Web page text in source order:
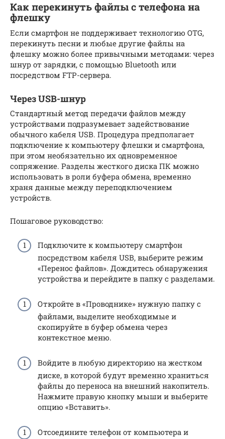
Как перекинуть файлы с телефона на
флешку
Если смартфон не поддерживает технологию OTG,
перекинуть песни и любые другие файлы на
флешку можно более привычными методами: через
шнур от зарядки, с помощью Bluetooth или
посредством FTP-сервера.
Через USB-шнур
Стандартный метод передачи файлов между
устройствами подразумевает задействование
обычного кабеля USB. Процедура предполагает
подключение к компьютеру флешки и смартфона,
при этом необязательно их одновременное
сопряжение. Разделы жесткого диска ПК можно
использовать в роли буфера обмена, временно
храня данные между переподключением
устройств.
Пошаговое руководство:
Подключите к компьютеру смартфон
посредством кабеля USB, выберите режим
«Перенос файлов». Дождитесь обнаружения
устройства и перейдите в папку с разделами.
Откройте в «Проводнике» нужную папку с
файлами, выделите необходимые и
скопируйте в буфер обмена через
контекстное меню.
Войдите в любую директорию на жестком
диске, в которой будут временно храниться
файлы до переноса на внешний накопитель.
Нажмите правую кнопку мыши и выберите
опцию «Вставить».
Отсоедините телефон от компьютера и